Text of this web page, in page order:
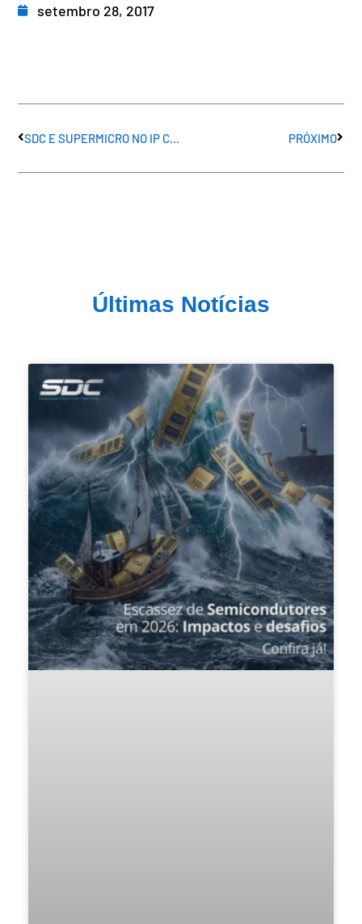
setembro 28, 2017
SDC E SUPERMICRO NO IP CONVENTION 2017
PRÓXIMO
Últimas Notícias